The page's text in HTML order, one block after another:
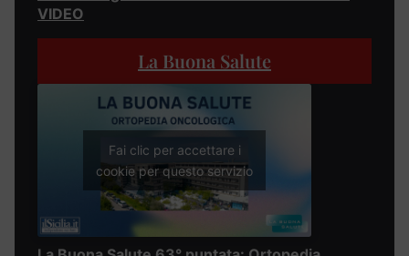
VIDEO
La Buona Salute
Fai clic per accettare i
cookie per questo servizio